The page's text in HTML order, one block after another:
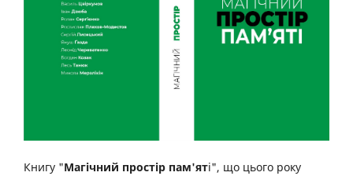
Книгу "Магічний простір пам'яті", що цього року